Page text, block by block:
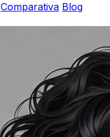
Comparativa Blog